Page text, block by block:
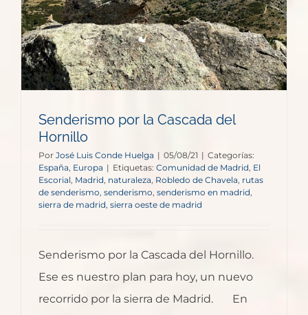
Senderismo por la Cascada del
Hornillo
Por José Luis Conde Huelga | 05/08/21 | Categorías:
España, Europa | Etiquetas: Comunidad de Madrid, El
Escorial, Madrid, naturaleza, Robledo de Chavela, rutas
de senderismo, senderismo, senderismo en madrid,
sierra de madrid, sierra oeste de madrid
Senderismo por la Cascada del Hornillo.
Ese es nuestro plan para hoy, un nuevo
recorrido por la sierra de Madrid. En